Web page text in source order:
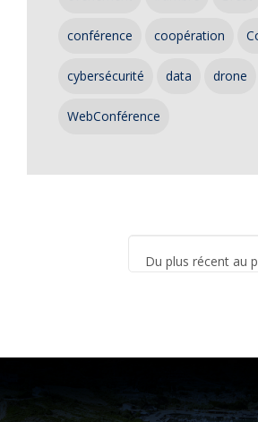
conférence coopération
cybersécurité data drone
WebConférence
Du plus récent au